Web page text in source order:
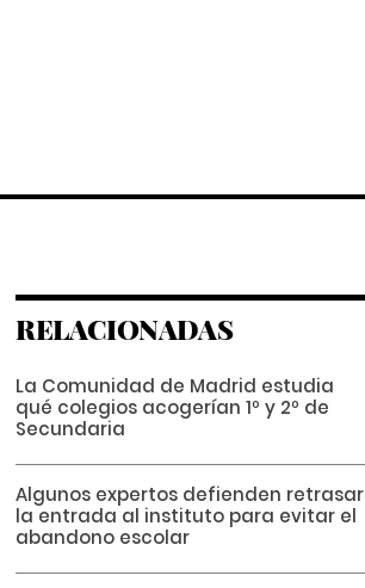
RELACIONADAS
La Comunidad de Madrid estudia
qué colegios acogerían 1º y 2º de
Secundaria
Algunos expertos defienden retrasar
la entrada al instituto para evitar el
abandono escolar